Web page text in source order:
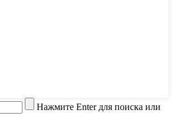
Нажмите Enter для поиска или